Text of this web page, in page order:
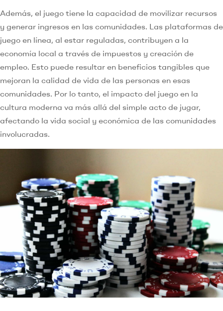
Además, el juego tiene la capacidad de movilizar recursos
y generar ingresos en las comunidades. Las plataformas de
juego en línea, al estar reguladas, contribuyen a la
economía local a través de impuestos y creación de
empleo. Esto puede resultar en beneficios tangibles que
mejoran la calidad de vida de las personas en esas
comunidades. Por lo tanto, el impacto del juego en la
cultura moderna va más allá del simple acto de jugar,
afectando la vida social y económica de las comunidades
involucradas.